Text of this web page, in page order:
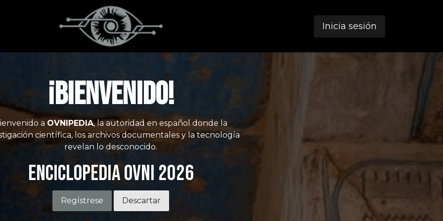
Inicia sesión
¡Bienvenido!
a OVNIPEDIA, la autoridad en español donde la
científica, los archivos documentales y la tecnología
revelan lo desconocido.
Enciclopedia OVNI 2026
Regístrese Descartar